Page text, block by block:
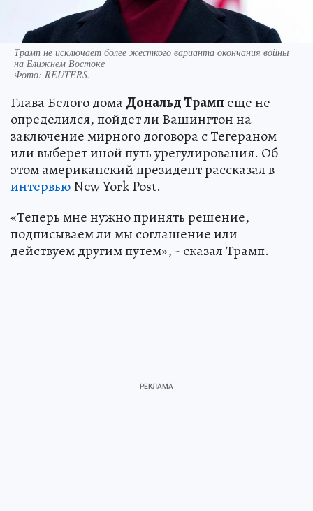
Трамп не исключает более жесткого варианта окончания войны
на Ближнем Востоке
Фото: REUTERS.
Глава Белого домаДональд Трамп еще не
определился, пойдет ли Вашингтон на
заключение мирного договора с Тегераном
или выберет иной путь урегулирования. Об
этом американский президент рассказал в
интервьюNew York Post.
«Теперь мне нужно принять решение,
подписываем ли мы соглашение или
действуем другим путем», - сказал Трамп.